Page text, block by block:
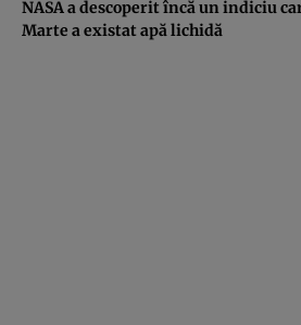
NASA a descoperit încă un indiciu
Marte a existat apă lichidă